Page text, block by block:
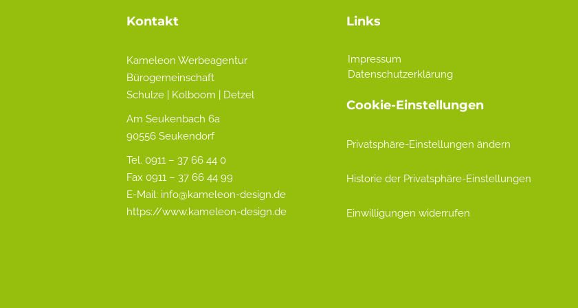
Kontakt
Kameleon Werbeagentur
Bürogemeinschaft
Schulze | Kolboom | Detzel
Am Seukenbach 6a
90556 Seukendorf
Tel. 0911 – 37 66 44 0
Fax 0911 – 37 66 44 99
E-Mail: info@kameleon-design.de
https://www.kameleon-design.de
Links
Impressum
Datenschutzerklärung
Cookie-Einstellungen
Privatsphäre-Einstellungen ändern
Historie der Privatsphäre-Einstellungen
Einwilligungen widerrufen